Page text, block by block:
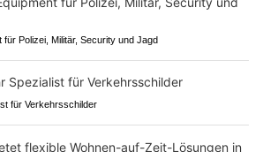
für Polizei, Militär, Security und Jagd
für Verkehrsschilder